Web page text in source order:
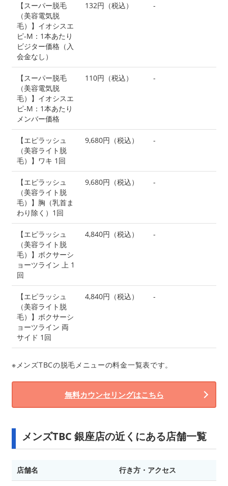
【スーパー脱毛
（美容電気脱
毛）】イオシスエ
ピ-M：1本あたり
ビジター価格（入
会金なし）
132円（税込） -
【スーパー脱毛
（美容電気脱
毛）】イオシスエ
ピ-M：1本あたり
メンバー価格
110円（税込） -
【エピラッシュ
（美容ライト脱
毛）】ワキ 1回
9,680円（税込） -
【エピラッシュ
（美容ライト脱
毛）】胸（乳首ま
わり除く）1回
9,680円（税込） -
【エピラッシュ
（美容ライト脱
毛）】ボクサーシ
ョーツライン 上 1
回
4,840円（税込） -
【エピラッシュ
（美容ライト脱
毛）】ボクサーシ
ョーツライン 両
サイド 1回
4,840円（税込） -
※メンズTBCの脱毛メニューの料金一覧表です。
無料カウンセリングはこちら
メンズTBC 銀座店の近くにある店舗一覧
店舗名 行き方・アクセス